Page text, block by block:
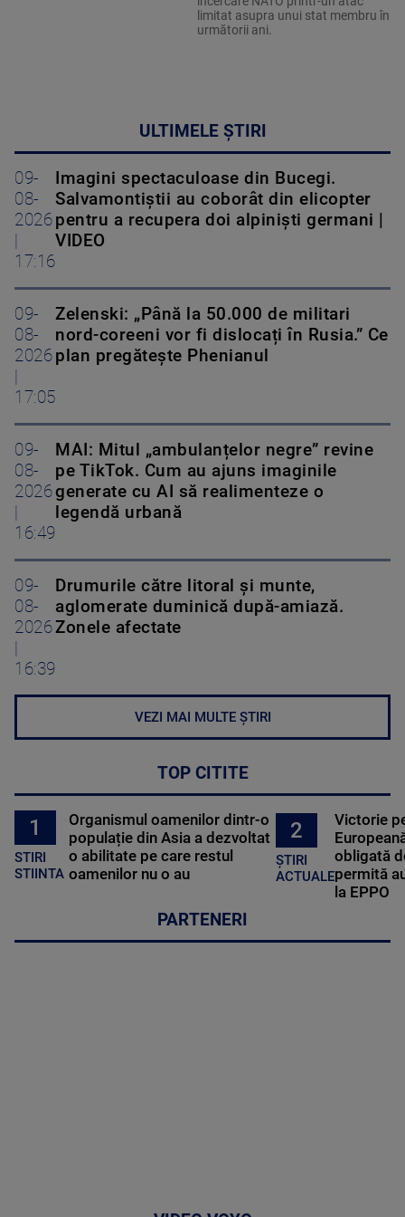
limitat asupra unui stat membru în
următorii ani.
ULTIMELE ȘTIRI
09-
08-
2026
17:16
Imagini spectaculoase din Bucegi.
Salvamontiștii au coborât din elicopter
pentru a recupera doi alpiniști germani |
VIDEO
09-
08-
2026
17:05
Zelenski: „Până la 50.000 de militari
nord-coreeni vor fi dislocați în Rusia.” Ce
plan pregătește Phenianul
09-
08-
2026
16:49
MAI: Mitul „ambulanțelor negre” revine
pe TikTok. Cum au ajuns imaginile
generate cu AI să realimenteze o
legendă urbană
09-
08-
2026
16:39
Drumurile către litoral și munte,
aglomerate duminică după-amiază.
Zonele afectate
VEZI MAI MULTE ȘTIRI
TOP CITITE
1
STIRI
STIINTA
Organismul oamenilor dintr-o
populație din Asia a dezvoltat
o abilitate pe care restul
oamenilor nu o au
2
ȘTIRI
ACTUALE
Victorie
obligată
permită
la EPPO
PARTENERI